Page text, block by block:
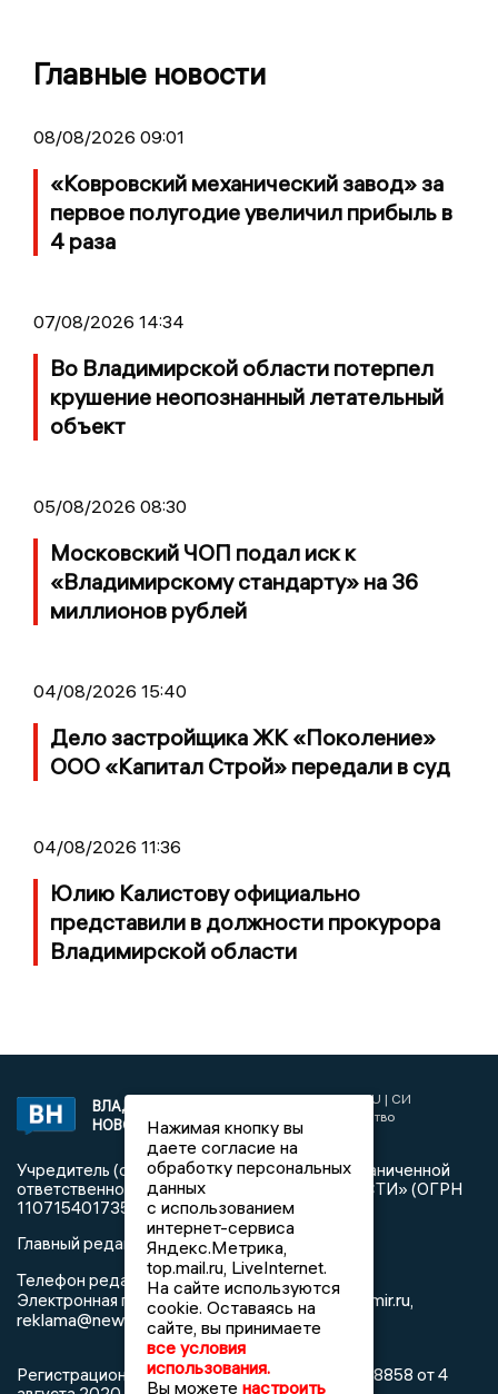
Главные новости
08/08/2026 09:01
«Ковровский механический завод» за
первое полугодие увеличил прибыль в
4 раза
07/08/2026 14:34
Во Владимирской области потерпел
крушение неопознанный летательный
объект
05/08/2026 08:30
Московский ЧОП подал иск к
«Владимирскому стандарту» на 36
миллионов рублей
04/08/2026 15:40
Дело застройщика ЖК «Поколение»
ООО «Капитал Строй» передали в суд
04/08/2026 11:36
Юлию Калистову официально
представили в должности прокурора
Владимирской области
ВЛАДИМИРСКИЕ
НОВОСТИ
2017 © NEWSVLADIMIR.RU | СИ
«Информационное агентство
Владимирские новости»
Учредитель (соучредители): Общество с ограниченной
ответственностью «РЕГИОНАЛЬНЫЕ НОВОСТИ» (ОГРН
1107154017354)
Главный редактор: Мазов С. А.
Телефон редакции:8 (4922) 666916
Электронная почта редакции:info@newsvladimir.ru,
reklama@newsvladimir.ru
Регистрационный номер: серия Эл № ФС77-78858 от 4
Нажимая кнопку вы
даете согласие на
обработку персональных
данных
с использованием
интернет-сервиса
Яндекс.Метрика,
top.mail.ru, LiveInternet.
На сайте используются
cookie. Оставаясь на
сайте, вы принимаете
все условия
использования.
Вы можете настроить